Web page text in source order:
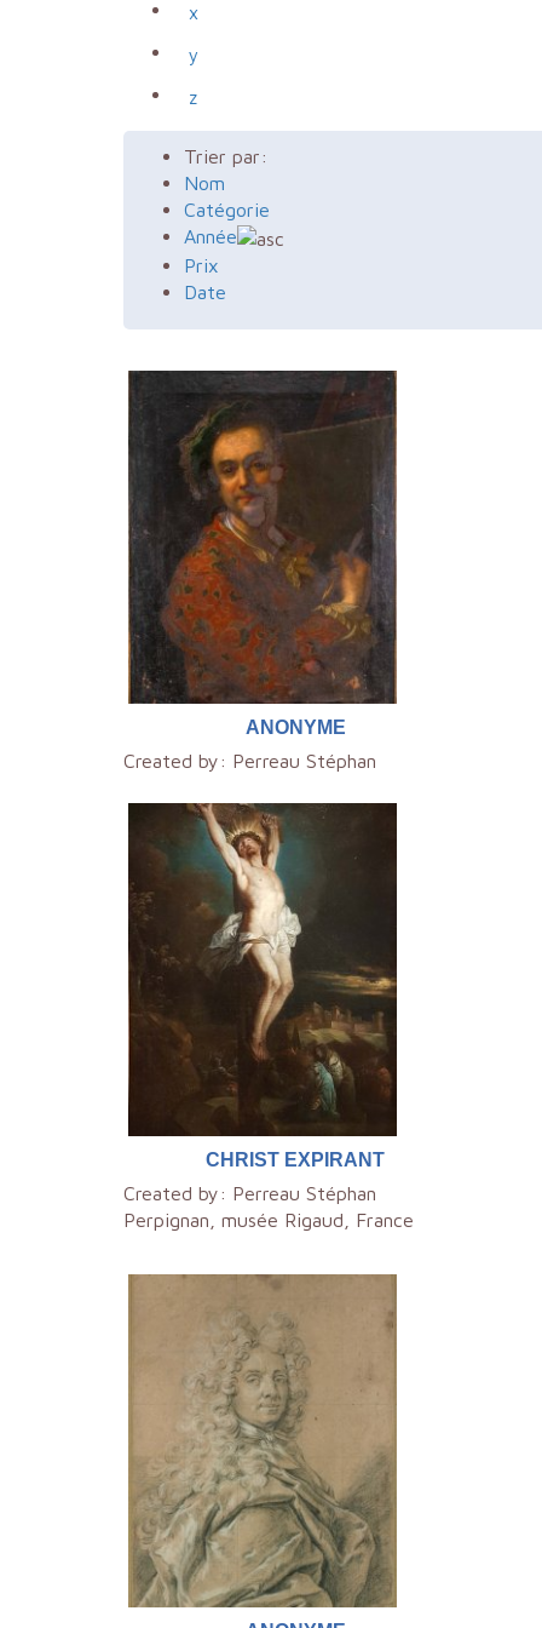
x
y
z
Trier par:
Nom
Catégorie
Année
Prix
Date
ANONYME
Created by: Perreau Stéphan
CHRIST EXPIRANT
Created by: Perreau Stéphan
Perpignan, musée Rigaud, France